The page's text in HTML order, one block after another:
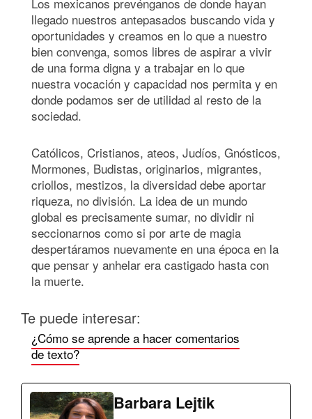
llegado nuestros antepasados buscando vida y
oportunidades y creamos en lo que a nuestro
bien convenga, somos libres de aspirar a vivir
de una forma digna y a trabajar en lo que
nuestra vocación y capacidad nos permita y en
donde podamos ser de utilidad al resto de la
sociedad.
Católicos, Cristianos, ateos, Judíos, Gnósticos,
Mormones, Budistas, originarios, migrantes,
criollos, mestizos, la diversidad debe aportar
riqueza, no división. La idea de un mundo
global es precisamente sumar, no dividir ni
seccionarnos como si por arte de magia
despertáramos nuevamente en una época en la
que pensar y anhelar era castigado hasta con
la muerte.
Te puede interesar:
¿Cómo se aprende a hacer comentarios
de texto?
Barbara Lejtik